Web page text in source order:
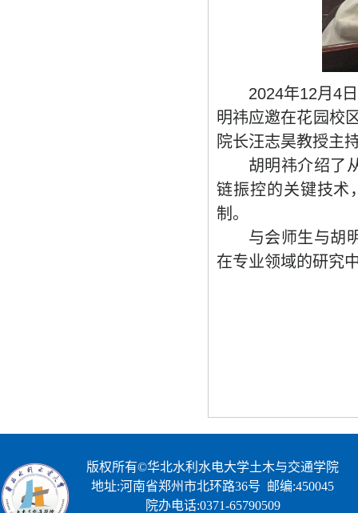
2024年12月4
明祎应邀在花园校
院长汪志昊教授主
胡明祎介绍了
链振控的关键技术
制。
与会师生与胡
在专业领域的研究
版权所有©华北水利水电大学土木与交通学院
地址:河南省郑州市北环路36号 邮编:450045
院办电话:0371-65790509